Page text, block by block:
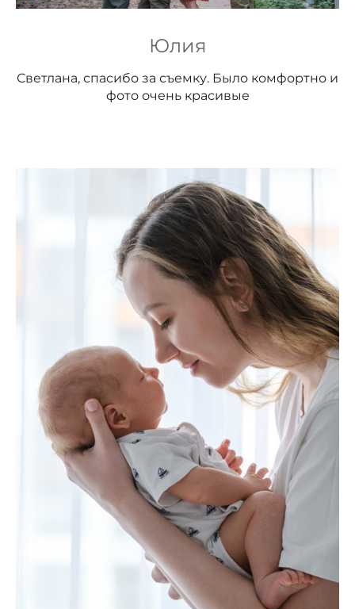
Юлия
Светлана, спасибо за съемку. Было комфортно и
фото очень красивые